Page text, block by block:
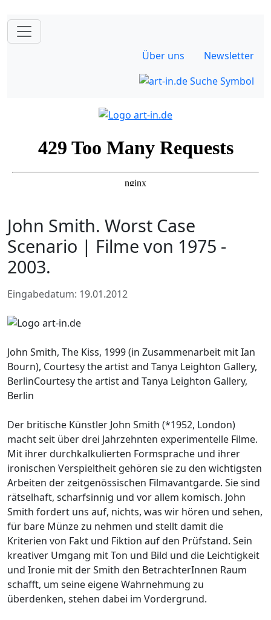
Über uns Newsletter
John Smith. Worst Case
Scenario | Filme von 1975 -
2003.
Eingabedatum: 19.01.2012
John Smith, The Kiss, 1999 (in Zusammenarbeit mit Ian
Bourn), Courtesy the artist and Tanya Leighton Gallery,
BerlinCourtesy the artist and Tanya Leighton Gallery,
Berlin
Der britische Künstler John Smith (*1952, London)
macht seit über drei Jahrzehnten experimentelle Filme.
Mit ihrer durchkalkulierten Formsprache und ihrer
ironischen Verspieltheit gehören sie zu den wichtigsten
Arbeiten der zeitgenössischen Filmavantgarde. Sie sind
rätselhaft, scharfsinnig und vor allem komisch. John
Smith fordert uns auf, nichts, was wir hören und sehen,
für bare Münze zu nehmen und stellt damit die
Kriterien von Fakt und Fiktion auf den Prüfstand. Sein
kreativer Umgang mit Ton und Bild und die Leichtigkeit
und Ironie mit der Smith den BetrachterInnen Raum
schafft, um seine eigene Wahrnehmung zu
überdenken, stehen dabei im Vordergrund.